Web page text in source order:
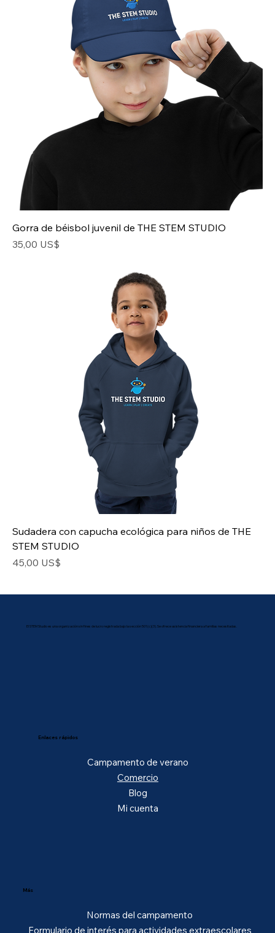
Gorra de béisbol juvenil de THE STEM STUDIO
Precio
35,00 US$
Sudadera con capucha ecológica para niños de THE
STEM STUDIO
Precio
45,00 US$
El STEM Studio es una organización sin fines de lucro registrada bajo la sección 501(c)(3). Se ofrece asistencia financiera a familias necesitadas.
Enlaces rápidos
Campamento de verano
Comercio
Blog
Mi cuenta
Más
Normas del campamento
Formulario de interés para actividades extraescolares